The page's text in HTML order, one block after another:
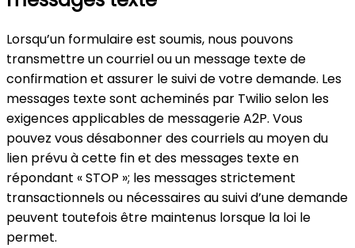
Lorsqu’un formulaire est soumis, nous pouvons
transmettre un courriel ou un message texte de
confirmation et assurer le suivi de votre demande. Les
messages texte sont acheminés par Twilio selon les
exigences applicables de messagerie A2P. Vous
pouvez vous désabonner des courriels au moyen du
lien prévu à cette fin et des messages texte en
répondant « STOP »; les messages strictement
transactionnels ou nécessaires au suivi d’une demande
peuvent toutefois être maintenus lorsque la loi le
permet.